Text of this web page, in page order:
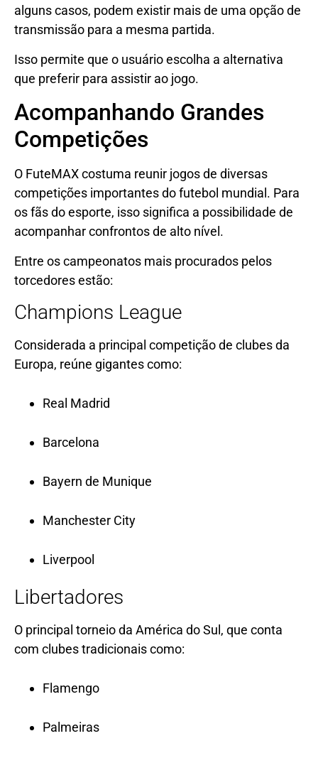
alguns casos, podem existir mais de uma opção de
transmissão para a mesma partida.
Isso permite que o usuário escolha a alternativa
que preferir para assistir ao jogo.
Acompanhando Grandes
Competições
O FuteMAX costuma reunir jogos de diversas
competições importantes do futebol mundial. Para
os fãs do esporte, isso significa a possibilidade de
acompanhar confrontos de alto nível.
Entre os campeonatos mais procurados pelos
torcedores estão:
Champions League
Considerada a principal competição de clubes da
Europa, reúne gigantes como:
Real Madrid
Barcelona
Bayern de Munique
Manchester City
Liverpool
Libertadores
O principal torneio da América do Sul, que conta
com clubes tradicionais como:
Flamengo
Palmeiras